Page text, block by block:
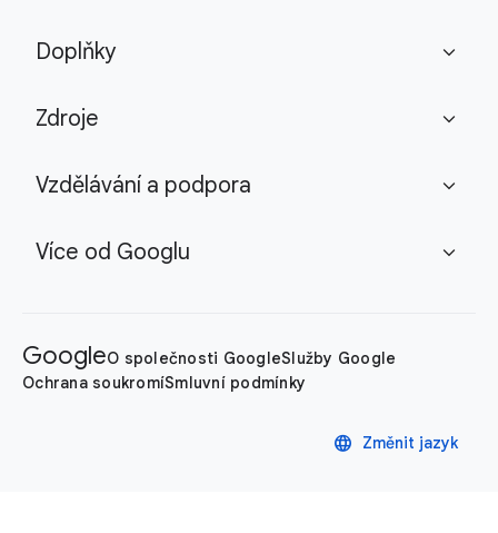
Doplňky expand_more
Zdroje expand_more
Vzdělávání a podpora expand_more
Více od Googlu expand_more
GoogleO společnosti GoogleSlužby Google
Ochrana soukromíSmluvní podmínky
language Změnit jazyk